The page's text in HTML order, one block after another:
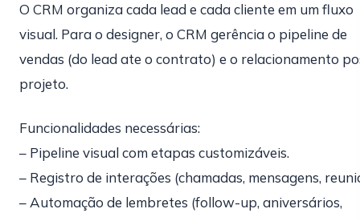
O CRM organiza cada lead e cada cliente em um fluxo
visual. Para o designer, o CRM gerência o pipeline de
vendas (do lead ate o contrato) e o relacionamento
projeto.
Funcionalidades necessárias:
– Pipeline visual com etapas customizáveis.
– Registro de interações (chamadas, mensagens,
– Automação de lembretes (follow-up, aniversários,